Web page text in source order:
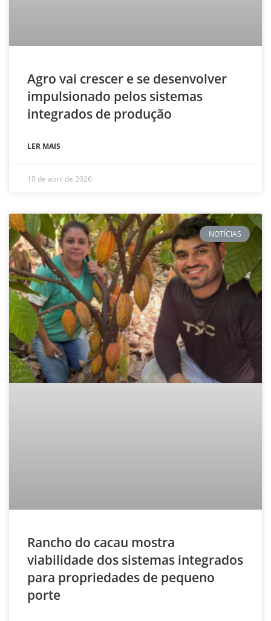
Agro vai crescer e se desenvolver
impulsionado pelos sistemas
integrados de produção
LER MAIS
10 de abril de 2026
NOTÍCIAS
Rancho do cacau mostra
viabilidade dos sistemas integrados
para propriedades de pequeno
porte